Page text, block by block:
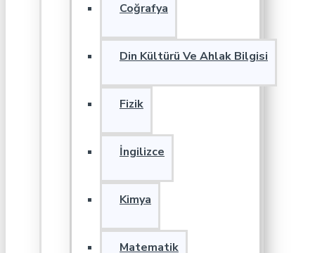
Coğrafya
Din Kültürü Ve Ahlak Bilgisi
Fizik
İngilizce
Kimya
Matematik